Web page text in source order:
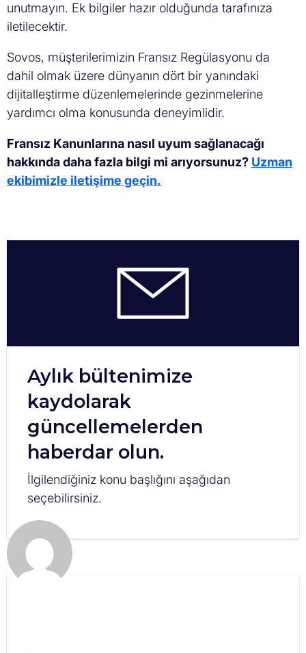
unutmayın. Ek bilgiler hazır olduğunda tarafınıza
iletilecektir.
Sovos, müşterilerimizin Fransız Regülasyonu da
dahil olmak üzere dünyanın dört bir yanındaki
dijitalleştirme düzenlemelerinde gezinmelerine
yardımcı olma konusunda deneyimlidir.
Fransız Kanunlarına nasıl uyum sağlanacağı
hakkında daha fazla bilgi mi arıyorsunuz? Uzman
ekibimizle iletişime geçin.
Aylık bültenimize
kaydolarak
güncellemelerden
haberdar olun.
İlgilendiğiniz konu başlığını aşağıdan
seçebilirsiniz.